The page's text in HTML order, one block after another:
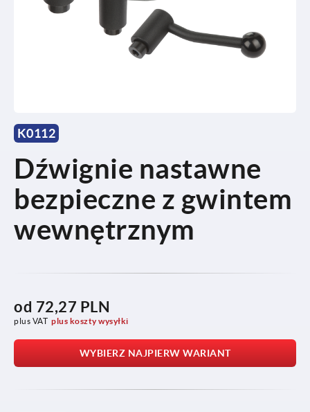
K0112
Dźwignie nastawne
bezpieczne z gwintem
wewnętrznym
od 72,27 PLN
plus VAT plus koszty wysyłki
WYBIERZ NAJPIERW WARIANT